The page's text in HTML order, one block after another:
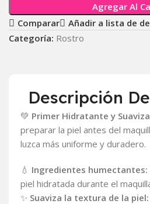
Agregar Al
Comparar
Añadir a lista de
Categoría: Rostro
Descripción
💚 Primer Hidratante y
preparar la piel antes del
luzca más uniforme y duradero.
💧 Ingredientes humectantes:
piel hidratada durante el
✨ Suaviza la textura de la piel: